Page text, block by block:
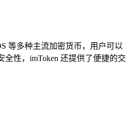
等多种主流加密货币，用户可以
性，imToken 还提供了便捷的交